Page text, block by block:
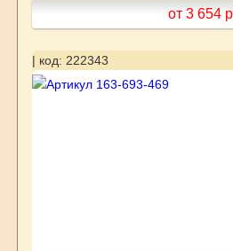
от 3 654
| код: 222343